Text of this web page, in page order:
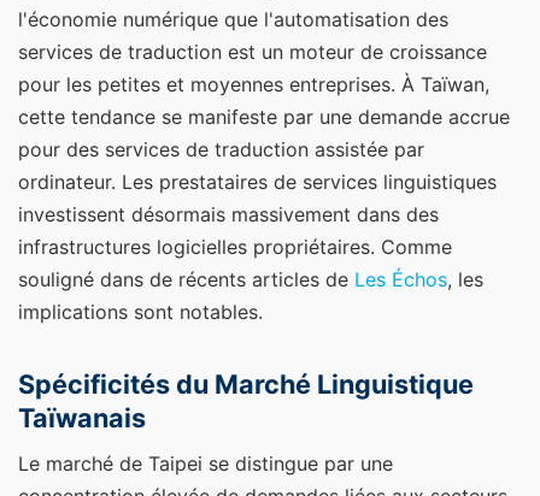
l'économie numérique que l'automatisation des
services de traduction est un moteur de croissance
pour les petites et moyennes entreprises. À Taïwan,
cette tendance se manifeste par une demande accrue
pour des services de traduction assistée par
ordinateur. Les prestataires de services linguistiques
investissent désormais massivement dans des
infrastructures logicielles propriétaires. Comme
souligné dans de récents articles de Les Échos, les
implications sont notables.
Spécificités du Marché Linguistique
Taïwanais
Le marché de Taipei se distingue par une